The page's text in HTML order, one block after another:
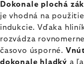
Dokonale plochá
je vhodná na
indukcie. Vďaka
rozvádza
časovo úsporné.
dokonale hladký a